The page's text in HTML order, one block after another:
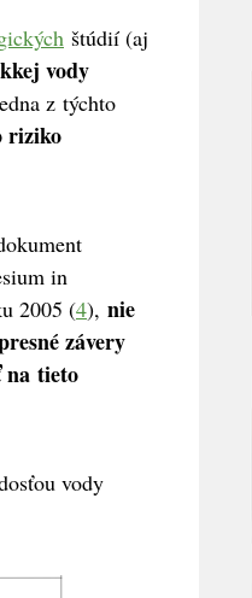
štúdií (aj
vody
z týchto
riziko
in
2005 (4), nie
závery
na tieto
vody